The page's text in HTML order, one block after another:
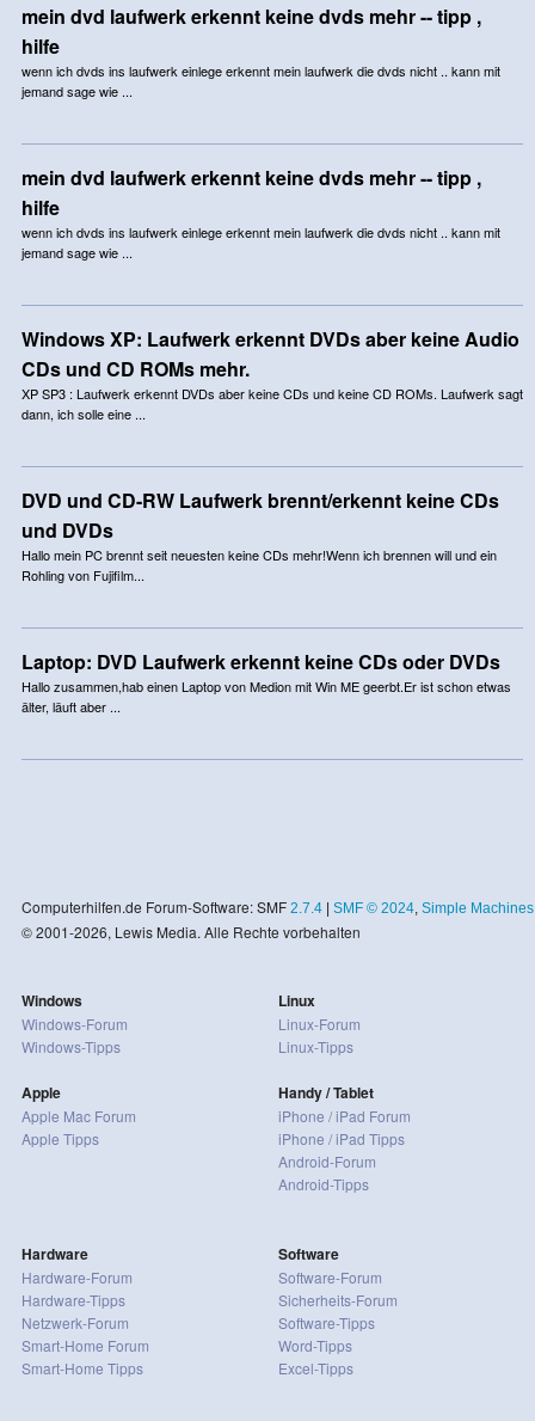
mein dvd laufwerk erkennt keine dvds mehr -- tipp ,
hilfe
wenn ich dvds ins laufwerk einlege erkennt mein laufwerk die dvds nicht .. kann mit
jemand sage wie ...
mein dvd laufwerk erkennt keine dvds mehr -- tipp ,
hilfe
wenn ich dvds ins laufwerk einlege erkennt mein laufwerk die dvds nicht .. kann mit
jemand sage wie ...
Windows XP: Laufwerk erkennt DVDs aber keine Audio
CDs und CD ROMs mehr.
XP SP3 : Laufwerk erkennt DVDs aber keine CDs und keine CD ROMs. Laufwerk sagt
dann, ich solle eine ...
DVD und CD-RW Laufwerk brennt/erkennt keine CDs
und DVDs
Hallo mein PC brennt seit neuesten keine CDs mehr!Wenn ich brennen will und ein
Rohling von Fujifilm...
Laptop: DVD Laufwerk erkennt keine CDs oder DVDs
Hallo zusammen,hab einen Laptop von Medion mit Win ME geerbt.Er ist schon etwas
älter, läuft aber ...
Computerhilfen.de Forum-Software: SMF 2.7.4| SMF © 2024, Simple Machines
© 2001-2026, Lewis Media. Alle Rechte vorbehalten
Windows
Windows-Forum
Windows-Tipps
Apple
Apple Mac Forum
Apple Tipps
Linux
Linux-Forum
Linux-Tipps
Handy / Tablet
iPhone / iPad Forum
iPhone / iPad Tipps
Android-Forum
Android-Tipps
Hardware
Hardware-Forum
Hardware-Tipps
Netzwerk-Forum
Smart-Home Forum
Smart-Home Tipps
Software
Software-Forum
Sicherheits-Forum
Software-Tipps
Word-Tipps
Excel-Tipps